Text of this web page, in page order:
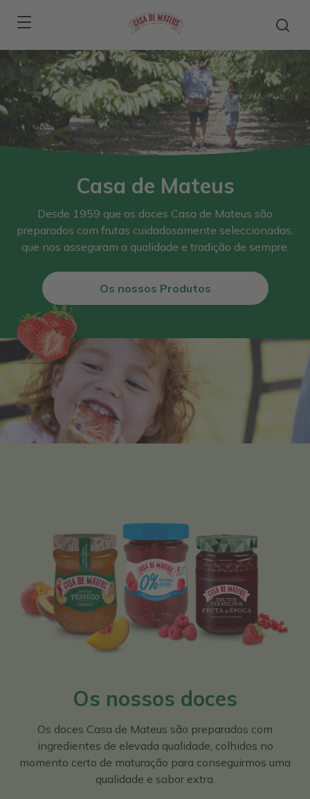
Skip to main content
Casa de Mateus
Desde 1959 que os doces Casa de Mateus são
preparados com frutas cuidadosamente seleccionadas,
que nos asseguram a qualidade e tradição de sempre.
Os nossos Produtos
Os nossos doces
Os doces Casa de Mateus são preparados com
ingredientes de elevada qualidade, colhidos no
momento certo de maturação para conseguirmos uma
qualidade e sabor extra.